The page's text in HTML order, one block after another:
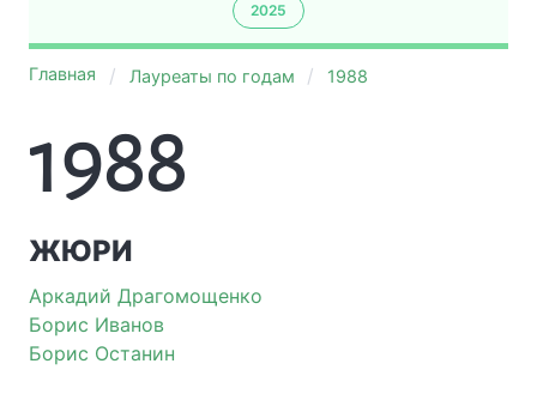
2025
Главная Лауреаты по годам 1988
1988
ЖЮРИ
Аркадий Драгомощенко
Борис Иванов
Борис Останин